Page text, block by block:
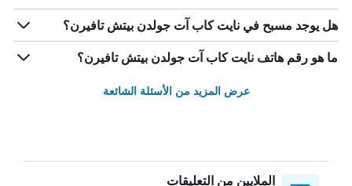
هل يوجد مسبح في نايت كاب آت جولدن بيتش تافيرن؟
ما هو رقم هاتف نايت كاب آت جولدن بيتش تافيرن؟
عرض المزيد من الأسئلة الشائعة
الملايين من التعليقات